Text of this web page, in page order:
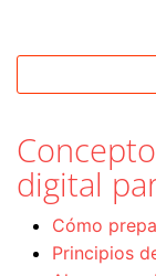
digital
Cómo
Principios